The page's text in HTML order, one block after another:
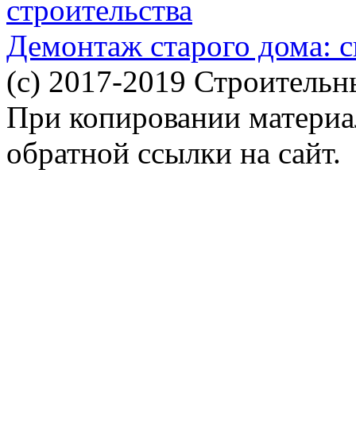
строительства
Демонтаж старого дома:
(c) 2017-2019
При копировании
обратной ссылки на сайт.